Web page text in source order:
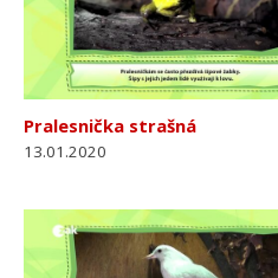
Pralesnička strašná
13.01.2020